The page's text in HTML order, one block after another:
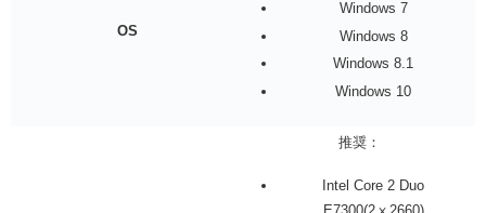
OS
Windows 7
Windows 8
Windows 8.1
Windows 10
推奨：
Intel Core 2 Duo